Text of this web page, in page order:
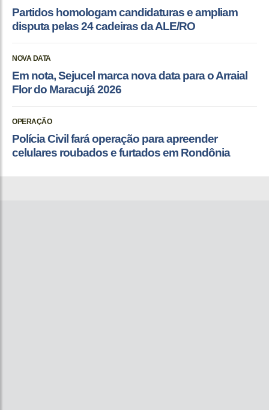
Partidos homologam candidaturas e ampliam
disputa pelas 24 cadeiras da ALE/RO
NOVA DATA
Em nota, Sejucel marca nova data para o Arraial
Flor do Maracujá 2026
OPERAÇÃO
Polícia Civil fará operação para apreender
celulares roubados e furtados em Rondônia